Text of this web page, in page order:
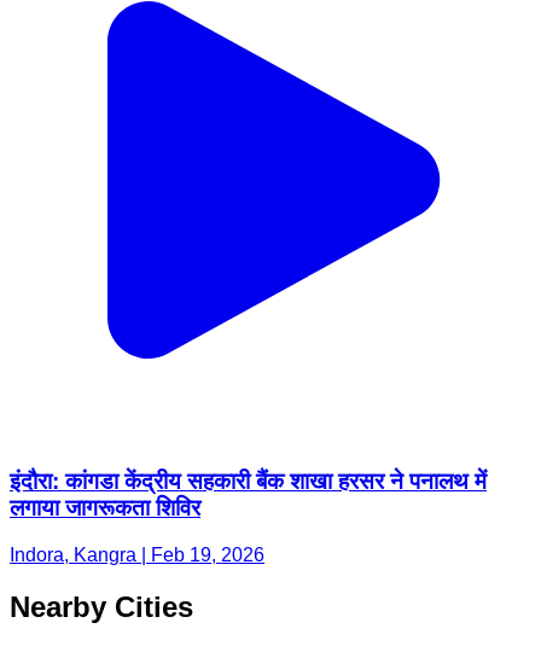
इंदौरा: कांगडा केंद्रीय सहकारी बैंक शाखा हरसर ने पनालथ में
लगाया जागरूकता शिविर
Indora, Kangra | Feb 19, 2026
Nearby Cities